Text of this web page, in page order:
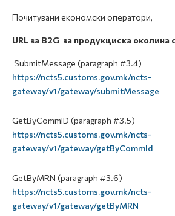
Почитувани економски оператори,
URL за B2G за продукциска околина
SubmitMessage (paragraph #3.4)
https://ncts5.customs.gov.mk/ncts-
gateway/v1/gateway/submitMessage
GetByCommID (paragraph #3.5)
https://ncts5.customs.gov.mk/ncts-
gateway/v1/gateway/getByCommId
GetByMRN (paragraph #3.6)
https://ncts5.customs.gov.mk/ncts-
gateway/v1/gateway/getByMRN